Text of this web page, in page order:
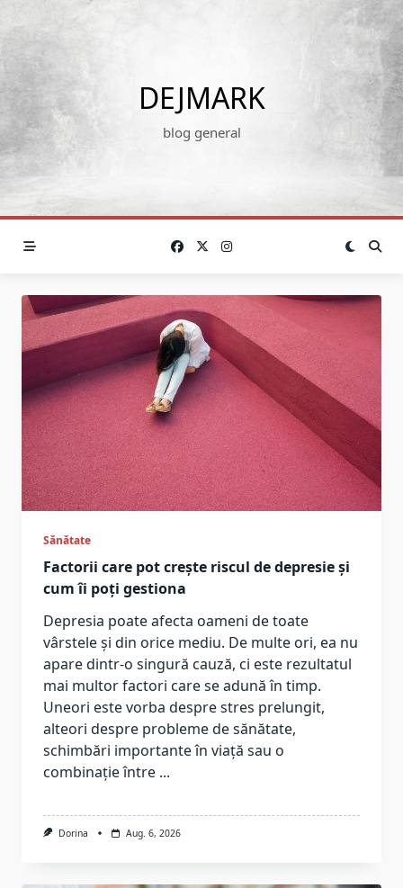
content
DEJMARK
blog general
Sănătate
Factorii care pot crește riscul de depresie și
cum îi poți gestiona
Depresia poate afecta oameni de toate
vârstele și din orice mediu. De multe ori, ea nu
apare dintr-o singură cauză, ci este rezultatul
mai multor factori care se adună în timp.
Uneori este vorba despre stres prelungit,
alteori despre probleme de sănătate,
schimbări importante în viață sau o
combinație între ...
Dorina Aug. 6, 2026